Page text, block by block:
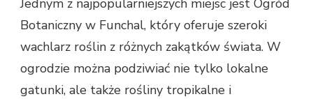
Botaniczny w Funchal, który oferuje szeroki
wachlarz roślin z różnych zakątków świata. W
ogrodzie można podziwiać nie tylko lokalne
gatunki, ale także rośliny tropikalne i